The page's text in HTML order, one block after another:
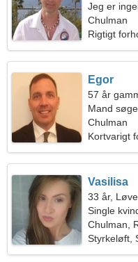
Jeg er
kvinde
Chulman
Rigtigt
Egor
57 år
Mand
Chulman
Kortvarigt
Vasilisa
33 år,
Single
Chulman,
Styrkeløft,